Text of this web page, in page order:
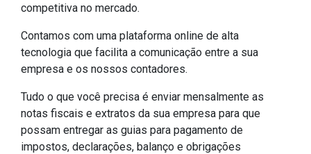
competitiva no mercado.
Contamos com uma plataforma online de alta
tecnologia que facilita a comunicação entre a sua
empresa e os nossos contadores.
Tudo o que você precisa é enviar mensalmente as
notas fiscais e extratos da sua empresa para que
possam entregar as guias para pagamento de
impostos, declarações, balanço e obrigações